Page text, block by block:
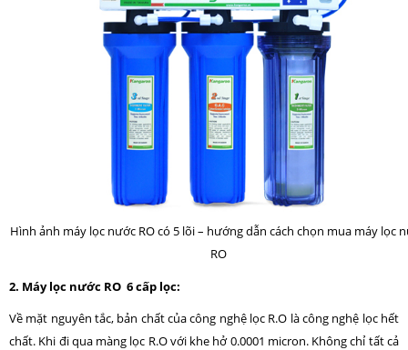
Hình ảnh máy lọc nước RO có 5 lõi – hướng dẫn cách chọn mua máy lọc
RO
2. Máy lọc nước RO 6 cấp lọc:
Về mặt nguyên tắc, bản chất của công nghệ lọc R.O là công nghệ lọc hết
chất. Khi đi qua màng lọc R.O với khe hở 0.0001 micron. Không chỉ tất cả